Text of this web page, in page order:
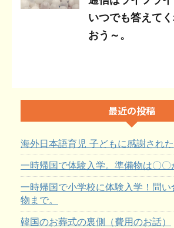
いつでも答えて
おう～。
最近の投稿
海外日本語育児 子どもに感謝され
一時帰国で体験入学。準備物は〇〇
一時帰国で小学校に体験入学！問い
物まで。
韓国のお葬式の裏側（費用のお話）